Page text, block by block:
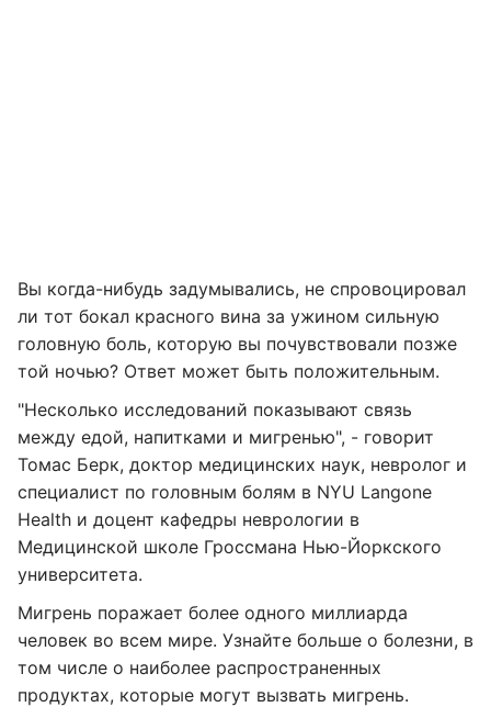
Вы когда-нибудь задумывались, не спровоцировал
ли тот бокал красного вина за ужином сильную
головную боль, которую вы почувствовали позже
той ночью? Ответ может быть положительным.
"Несколько исследований показывают связь
между едой, напитками и мигренью", - говорит
Томас Берк, доктор медицинских наук, невролог и
специалист по головным болям в NYU Langone
Health и доцент кафедры неврологии в
Медицинской школе Гроссмана Нью-Йоркского
университета.
Мигрень поражает более одного миллиарда
человек во всем мире. Узнайте больше о болезни, в
том числе о наиболее распространенных
продуктах, которые могут вызвать мигрень.